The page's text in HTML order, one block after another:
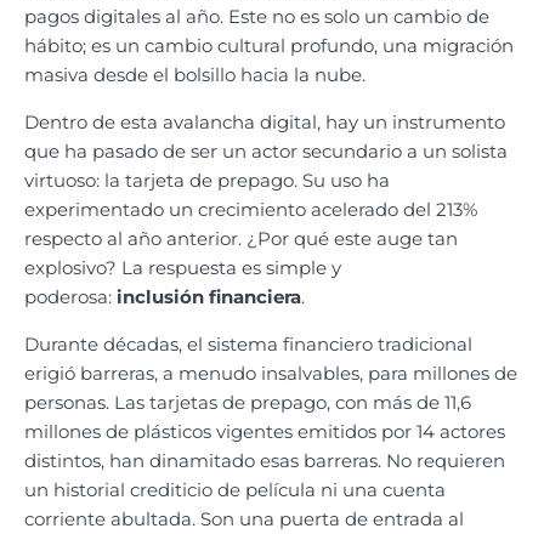
pagos digitales al año. Este no es solo un cambio de
hábito; es un cambio cultural profundo, una migración
masiva desde el bolsillo hacia la nube.
Dentro de esta avalancha digital, hay un instrumento
que ha pasado de ser un actor secundario a un solista
virtuoso: la tarjeta de prepago. Su uso ha
experimentado un crecimiento acelerado del 213%
respecto al año anterior. ¿Por qué este auge tan
explosivo? La respuesta es simple y
poderosa: inclusión financiera.
Durante décadas, el sistema financiero tradicional
erigió barreras, a menudo insalvables, para millones de
personas. Las tarjetas de prepago, con más de 11,6
millones de plásticos vigentes emitidos por 14 actores
distintos, han dinamitado esas barreras. No requieren
un historial crediticio de película ni una cuenta
corriente abultada. Son una puerta de entrada al